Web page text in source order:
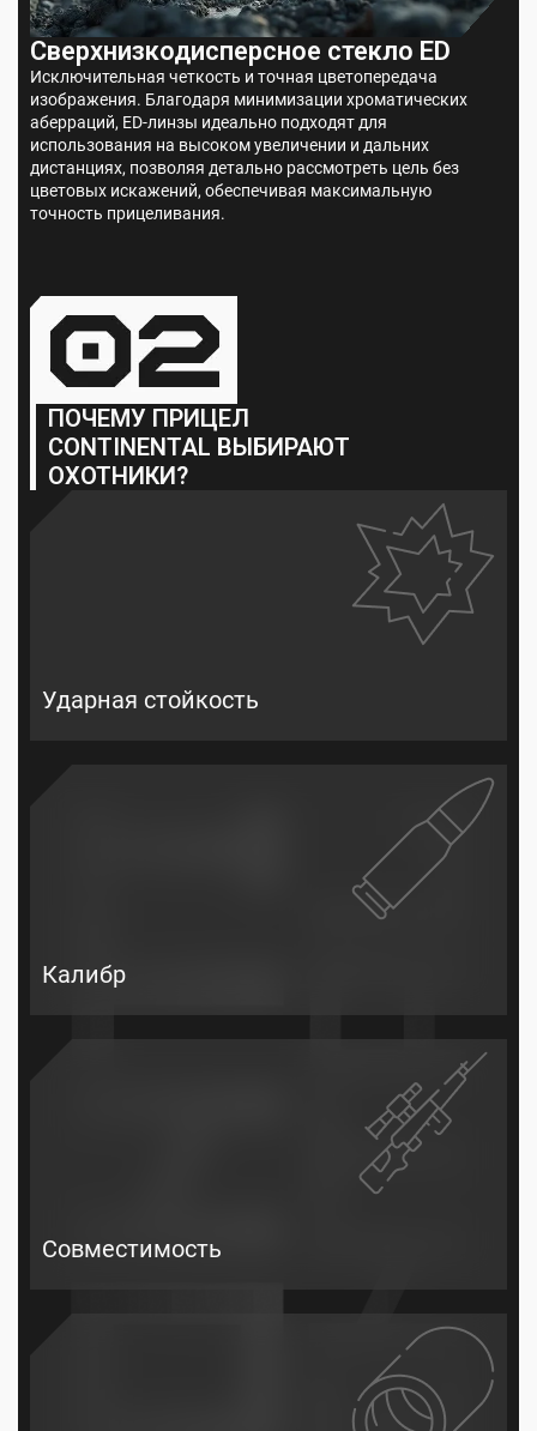
Сверхнизкодисперсное стекло ED
Исключительная четкость и точная цветопередача
изображения. Благодаря минимизации хроматических
аберраций, ED-линзы идеально подходят для
использования на высоком увеличении и дальних
дистанциях, позволяя детально рассмотреть цель без
цветовых искажений, обеспечивая максимальную
точность прицеливания.
ПОЧЕМУ ПРИЦЕЛ
CONTINENTAL ВЫБИРАЮТ
ОХОТНИКИ?
Ударная стойкость
Калибр
Совместимость